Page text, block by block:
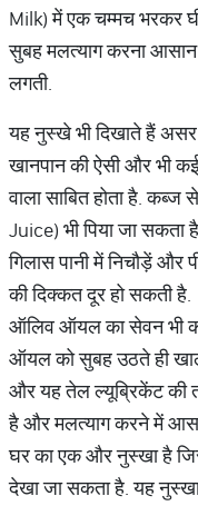
Milk) में एक चम्मच भरकर
सुबह मलत्याग करना आसान
लगती.
यह नुस्खे भी दिखाते हैं असर
खानपान की ऐसी और भी
वाला साबित होता है.
Juice) भी पिया जा
गिलास पानी में निचौड़ें और
की दिक्कत दूर हो सकती है.
ऑलिव ऑयल का सेवन भी
ऑयल को सुबह उठते ही
और यह तेल ल्यूब्रिकेंट की
है और मलत्याग करने में
घर का एक और नुस्खा है
देखा जा सकता है. यह